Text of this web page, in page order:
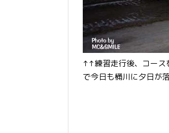
↑↑練習走行後、コース
で今日も桶川に夕日が落